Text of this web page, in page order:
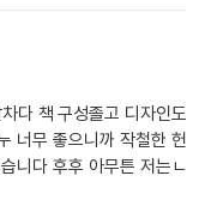
다 책 구성졸고 디자인도
너무 좋으니까 작철한 헌
니다 후후 아무튼 저는ㄴ